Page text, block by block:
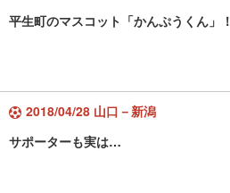
平生町のマスコット「かんぷうくん」！
2018/04/28 山口－新潟
サポーターも実は…